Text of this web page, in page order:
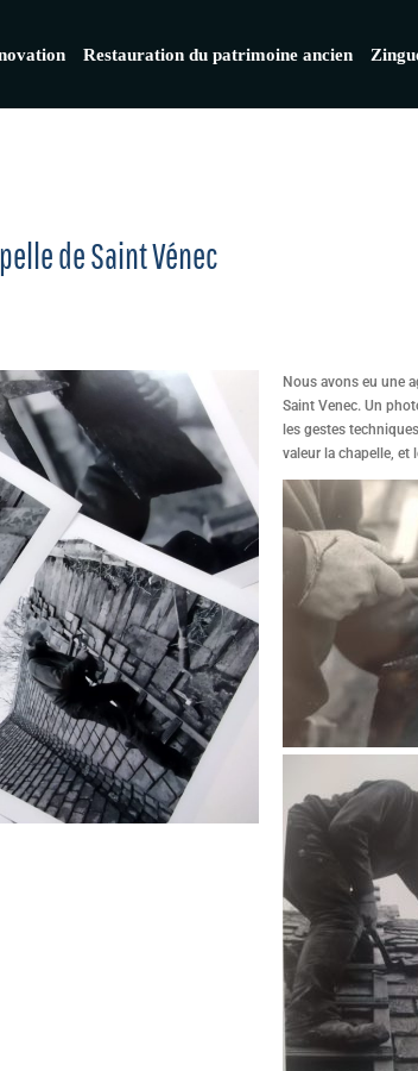
Restauration du patrimoine ancien
de Saint Vénec
Nous avons eu une
Saint Venec. Un
les gestes
valeur la chapelle, et